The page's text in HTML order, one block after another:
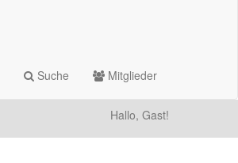
Suche Mitglieder
Hallo, Gast!